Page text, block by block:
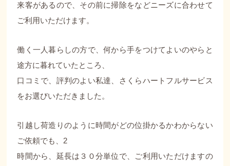
来客があるので、その前に掃除をなどニーズに合わせて
ご利用いただけます。
働く一人暮らしの方で、何から手をつけてよいのやらと
途方に暮れていたところ、
口コミで、評判のよい私達、さくらハートフルサービス
をお選びいただきました。
引越し荷造りのように時間がどの位掛かるかわからない
ご依頼でも、2
時間から、延長は３０分単位で、ご利用いただけますの